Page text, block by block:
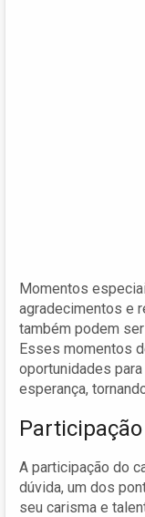
Momentos
agradecimentos e
também podem
Esses momentos
oportunidades
esperança,
A participação do
dúvida, um dos
seu carisma e